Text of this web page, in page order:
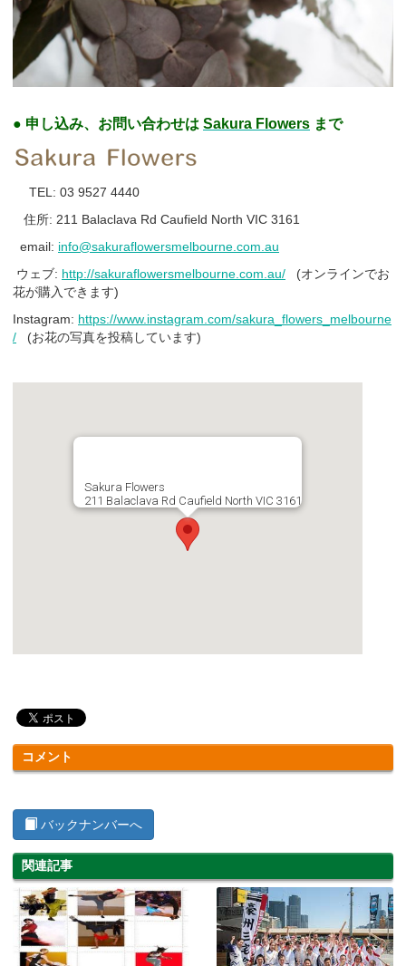
● 申し込み、お問い合わせは Sakura Flowers まで
TEL: 03 9527 4440
住所: 211 Balaclava Rd Caufield North VIC 3161
email: info@sakuraflowersmelbourne.com.au
ウェブ: http://sakuraflowersmelbourne.com.au/ (オンラインでお
花が購入できます)
Instagram: https://www.instagram.com/sakura_flowers_melbourne
/ (お花の写真を投稿しています)
Sakura Flowers
211 Balaclava Rd Caufield North VIC 3161
コメント
バックナンバーへ
関連記事